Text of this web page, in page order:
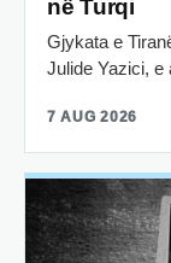
në Turqi
Gjykata e
Julide Yazici,
7 AUG 2026